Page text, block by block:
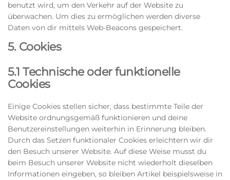
benutzt wird, um den Verkehr auf der Website zu
überwachen. Um dies zu ermöglichen werden diverse
Daten von dir mittels Web-Beacons gespeichert.
5. Cookies
5.1 Technische oder funktionelle
Cookies
Einige Cookies stellen sicher, dass bestimmte Teile der
Website ordnungsgemäß funktionieren und deine
Benutzereinstellungen weiterhin in Erinnerung bleiben.
Durch das Setzen funktionaler Cookies erleichtern wir dir
den Besuch unserer Website. Auf diese Weise musst du
beim Besuch unserer Website nicht wiederholt dieselben
Informationen eingeben, so bleiben Artikel beispielsweise in